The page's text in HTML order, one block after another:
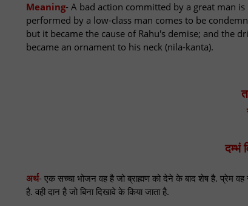
Meaning- A bad action committed by a great man
performed by a low-class man comes to be
but it became the cause of Rahu's demise; and the
became an ornament to his neck (nila-kanta).
दम्भं
अर्थ- एक सच्चा भोजन वह है जो ब्राह्मण को देने के बाद शेष है. प्रेम वह
है. वही दान है जो बिना दिखावे के किया जाता है.